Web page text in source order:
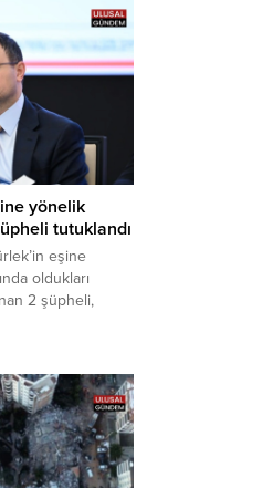
Haber Merkezi –
Değişikliği
Müdürlüğü,
son hava...
yönelik
tutuklandı
eşine
oldukları
2 şüpheli,
tutuklanarak
Merkezi –
kapsamlı
gözaltına
işlemleri
birimlerindeki
yoğun güvenlik